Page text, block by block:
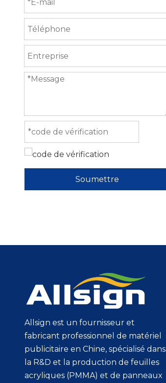
Soumettre
Allsign est un fournisseur et
fabricant professionnel de matériel
publicitaire en Chine, spécialisé dans
la R&D et la production de feuilles
acryliques (PMMA) et de panneaux